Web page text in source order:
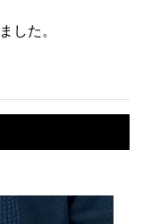
した。